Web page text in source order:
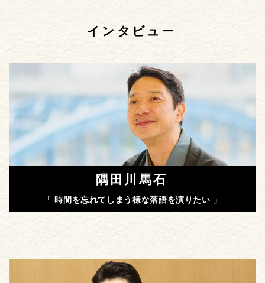
インタビュー
隅田川馬石
「 時間を忘れてしまう様な落語を演りたい 」